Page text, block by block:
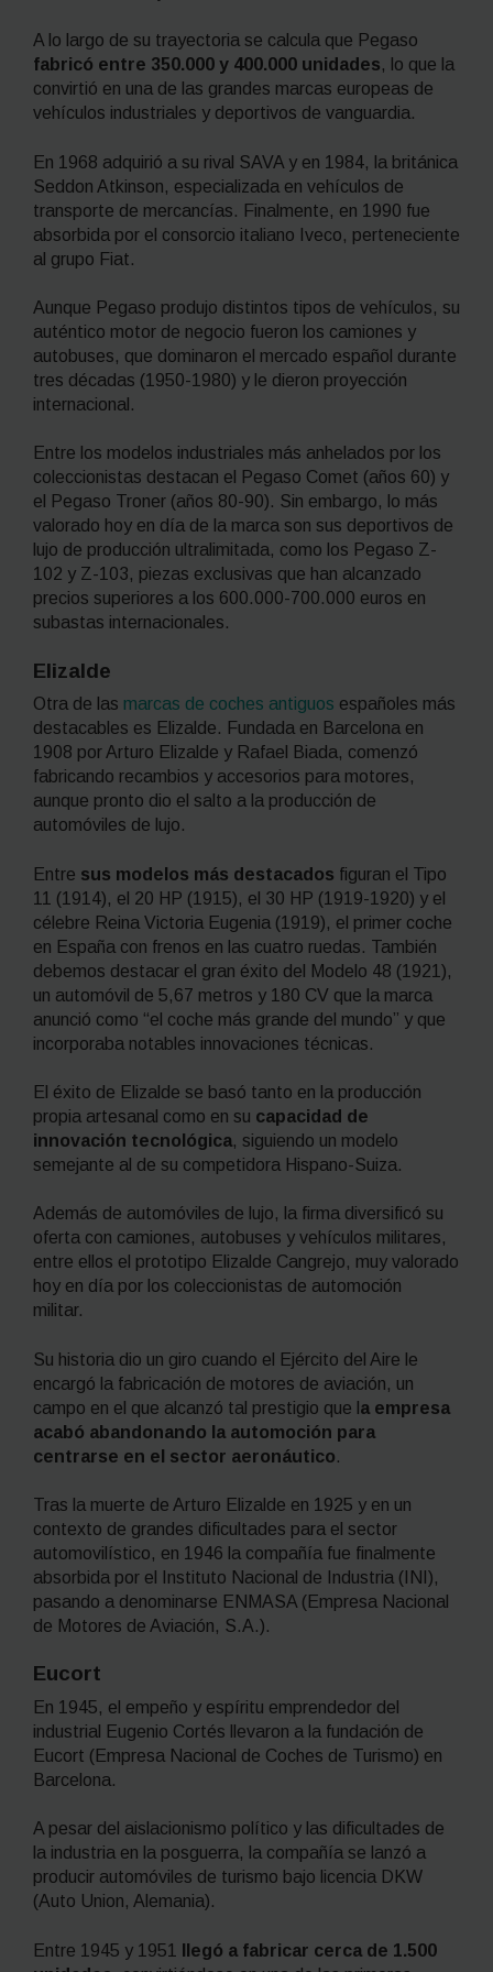
A lo largo de su trayectoria se calcula que Pegaso
fabricó entre 350.000 y 400.000 unidades, lo que la
convirtió en una de las grandes marcas europeas de
vehículos industriales y deportivos de vanguardia.
En 1968 adquirió a su rival SAVA y en 1984, la británica
Seddon Atkinson, especializada en vehículos de
transporte de mercancías. Finalmente, en 1990 fue
absorbida por el consorcio italiano Iveco, perteneciente
al grupo Fiat.
Aunque Pegaso produjo distintos tipos de vehículos, su
auténtico motor de negocio fueron los camiones y
autobuses, que dominaron el mercado español durante
tres décadas (1950-1980) y le dieron proyección
internacional.
Entre los modelos industriales más anhelados por los
coleccionistas destacan el Pegaso Comet (años 60) y
el Pegaso Troner (años 80-90). Sin embargo, lo más
valorado hoy en día de la marca son sus deportivos de
lujo de producción ultralimitada, como los Pegaso Z-
102 y Z-103, piezas exclusivas que han alcanzado
precios superiores a los 600.000-700.000 euros en
subastas internacionales.
Elizalde
Otra de las marcas de coches antiguos españoles más
destacables es Elizalde. Fundada en Barcelona en
1908 por Arturo Elizalde y Rafael Biada, comenzó
fabricando recambios y accesorios para motores,
aunque pronto dio el salto a la producción de
automóviles de lujo.
Entre sus modelos más destacados figuran el Tipo
11 (1914), el 20 HP (1915), el 30 HP (1919-1920) y el
célebre Reina Victoria Eugenia (1919), el primer coche
en España con frenos en las cuatro ruedas. También
debemos destacar el gran éxito del Modelo 48 (1921),
un automóvil de 5,67 metros y 180 CV que la marca
anunció como “el coche más grande del mundo” y que
incorporaba notables innovaciones técnicas.
El éxito de Elizalde se basó tanto en la producción
propia artesanal como en su capacidad de
innovación tecnológica, siguiendo un modelo
semejante al de su competidora Hispano-Suiza.
Además de automóviles de lujo, la firma diversificó su
oferta con camiones, autobuses y vehículos militares,
entre ellos el prototipo Elizalde Cangrejo, muy valorado
hoy en día por los coleccionistas de automoción
militar.
Su historia dio un giro cuando el Ejército del Aire le
encargó la fabricación de motores de aviación, un
campo en el que alcanzó tal prestigio que l a empresa
acabó abandonando la automoción para
centrarse en el sector aeronáutico.
Tras la muerte de Arturo Elizalde en 1925 y en un
contexto de grandes dificultades para el sector
automovilístico, en 1946 la compañía fue finalmente
absorbida por el Instituto Nacional de Industria (INI),
pasando a denominarse ENMASA (Empresa Nacional
de Motores de Aviación, S.A.).
Eucort
En 1945, el empeño y espíritu emprendedor del
industrial Eugenio Cortés llevaron a la fundación de
Eucort (Empresa Nacional de Coches de Turismo) en
Barcelona.
A pesar del aislacionismo político y las dificultades de
la industria en la posguerra, la compañía se lanzó a
producir automóviles de turismo bajo licencia DKW
(Auto Union, Alemania).
Entre 1945 y 1951
llegó a fabricar cerca de 1.500